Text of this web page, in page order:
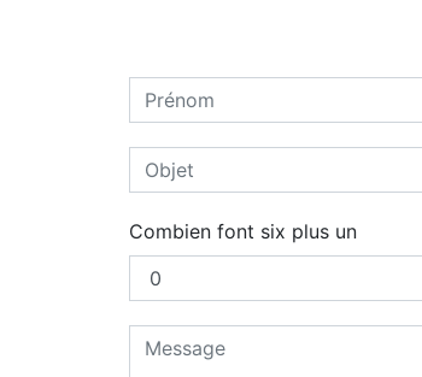
Combien font six plus un